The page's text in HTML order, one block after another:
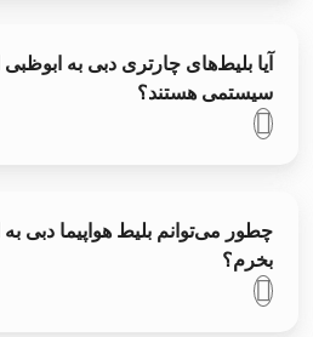
آیا بلیط‌های چارتری دبی به
سیستمی هستند؟
چطور می‌توانم بلیط هواپیما دبی به
بخرم؟